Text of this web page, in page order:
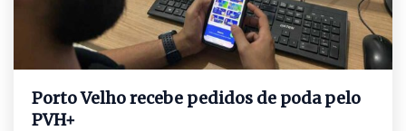
Porto Velho recebe pedidos de poda pelo
PVH+